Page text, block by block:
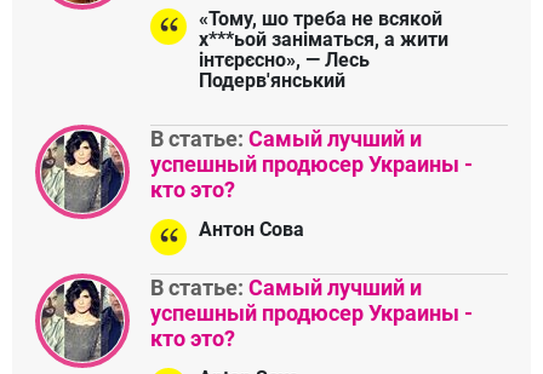
«Тому, шо треба не всякой
х***ьой заніматься, а жити
інтєрєсно», — Лесь
Подерв'янський
В статье: Самый лучший и
успешный продюсер Украины -
кто это?
Антон Сова
В статье: Самый лучший и
успешный продюсер Украины -
кто это?